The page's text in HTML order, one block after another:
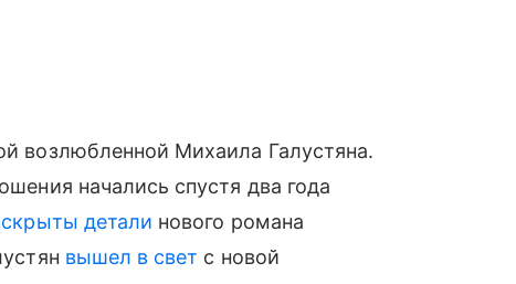
возлюбленной Михаила Галустяна.
начались спустя два года
детали нового романа
вышел в свет с новой